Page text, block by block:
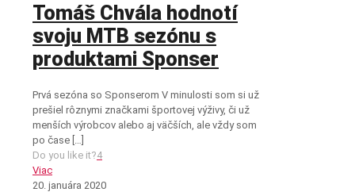
Tomáš Chvála hodnotí
svoju MTB sezónu s
produktami Sponser
Prvá sezóna so Sponserom V minulosti som si už
prešiel rôznymi značkami športovej výživy, či už
menších výrobcov alebo aj väčších, ale vždy som
po čase […]
Do you like it?4
Viac
20. januára 2020